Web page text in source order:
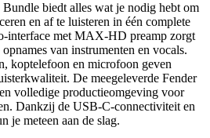
biedt alles wat je nodig hebt om
en af te luisteren in één complete
met MAX‑HD preamp zorgt
van instrumenten en vocals.
koptelefoon en microfoon geven
De meegeleverde Fender
volledige productieomgeving voor
Dankzij de USB‑C‑connectiviteit en
je meteen aan de slag.